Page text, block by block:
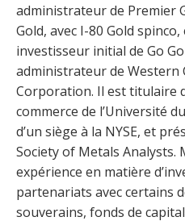
administrateur de Premier
Gold, avec I-80 Gold
investisseur initial de Go
administrateur de Western
Corporation. Il est titulaire
commerce de l’Université
d’un siège à la NYSE, et
Society of Metals Analysts.
expérience en matière
partenariats avec certains
souverains, fonds de